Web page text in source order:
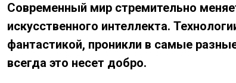
Современный мир стремительно
искусственного интеллекта.
фантастикой, проникли в самые
всегда это несет добро.